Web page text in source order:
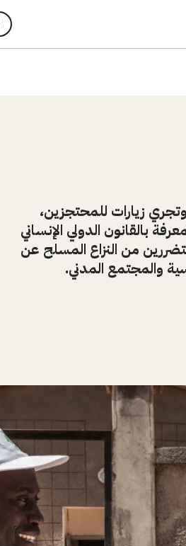
زيارات للمحتجزين،
بالقانون الدولي الإنساني
من النزاع المسلح عن
والمجتمع المدني.